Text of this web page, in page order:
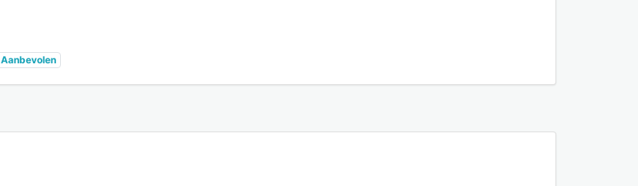
Aanbevolen